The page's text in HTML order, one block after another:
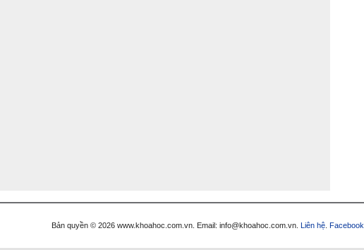
Bản quyền © 2026 www.khoahoc.com.vn. Email: info@khoahoc.com.vn. Liên hệ Facebook